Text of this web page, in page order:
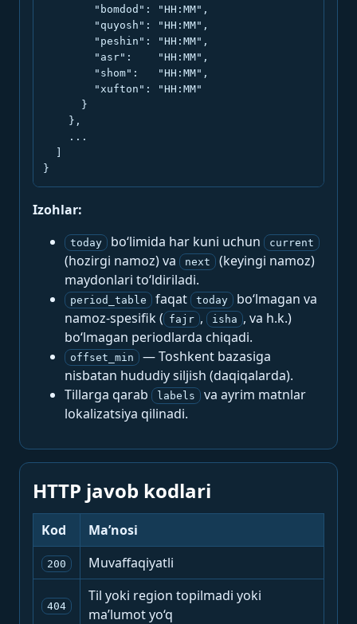
        "bomdod": "HH:MM",
        "quyosh": "HH:MM",
        "peshin": "HH:MM",
        "asr":    "HH:MM",
        "shom":   "HH:MM",
        "xufton": "HH:MM"
      }
    },
    ...
}
Izohlar:
today bo‘limida har kuni uchun current
(hozirgi namoz) va next
(keyingi namoz)
maydonlari to‘ldiriladi.
period_table faqat today
bo‘lmagan va
namoz-spesifik ( fajr , isha , va h.k.)
bo‘lmagan periodlarda chiqadi.
offset_min
— Toshkent bazasiga
nisbatan hududiy siljish (daqiqalarda).
Tillarga qarab
labels
va ayrim matnlar
lokalizatsiya qilinadi.
HTTP javob kodlari
Kod Ma’nosi
200 Muvaffaqiyatli
404
Til yoki region topilmadi yoki
ma’lumot yo‘q